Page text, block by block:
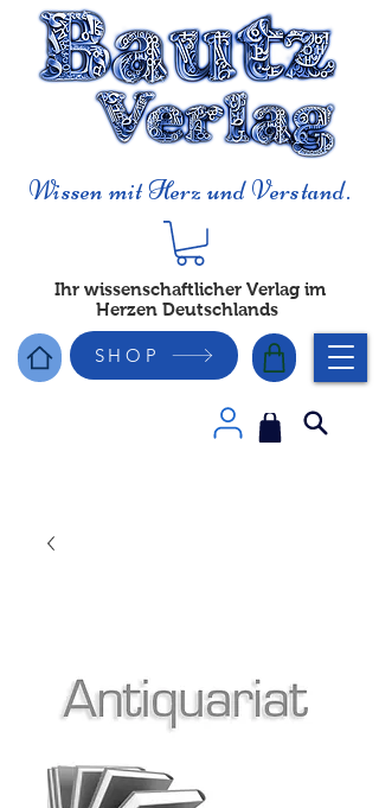
Wissen mit Herz und Verstand.
Ihr wissenschaftlicher Verlag im
Herzen Deutschlands
SHOP